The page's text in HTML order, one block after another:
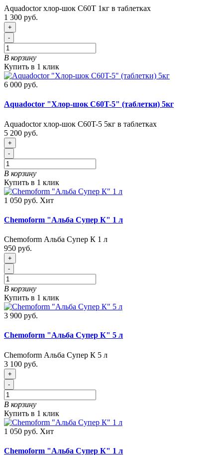
Aquadoctor хлор-шок C60T 1кг в таблетках
1 300 руб.
+
-
В корзину
Купить в 1 клик
6 000 руб.
Aquadoctor "Хлор-шок C60T-5" (таблетки) 5кг
Aquadoctor хлор-шок C60T-5 5кг в таблетках
5 200 руб.
+
-
В корзину
Купить в 1 клик
1 050 руб. Хит
Chemoform "Альба Супер К" 1 л
Chemoform Альба Супер К 1 л
950 руб.
+
-
В корзину
Купить в 1 клик
3 900 руб.
Chemoform "Альба Супер К" 5 л
Chemoform Альба Супер К 5 л
3 100 руб.
+
-
В корзину
Купить в 1 клик
1 050 руб. Хит
Chemoform "Альба Супер К" 1 л